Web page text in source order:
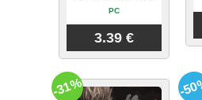
PC
3.39 €
-31% -